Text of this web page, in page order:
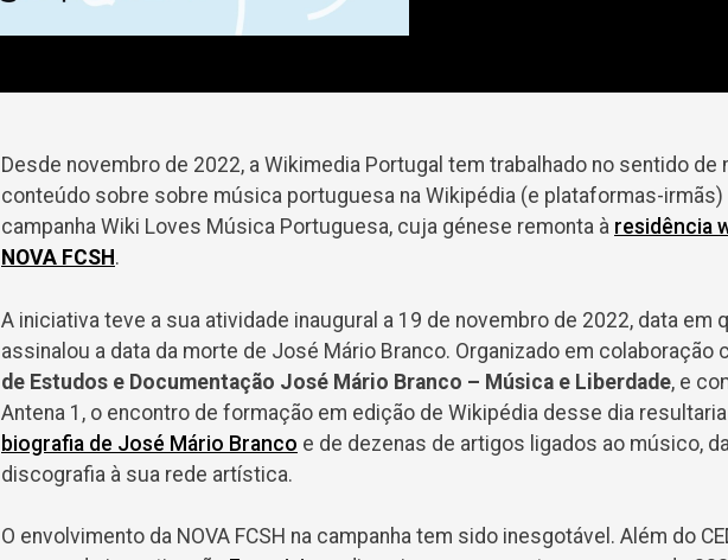
Desde novembro de 2022, a Wikimedia Portugal tem trabalhado no sentido de
conteúdo sobre sobre música portuguesa na Wikipédia (e plataformas-irmãs)
campanha Wiki Loves Música Portuguesa, cuja génese remonta à residência
NOVA FCSH .
A iniciativa teve a sua atividade inaugural a 19 de novembro de 2022, data em
assinalou a data da morte de José Mário Branco. Organizado em colaboração
de Estudos e Documentação José Mário Branco – Música e Liberdade, e
Antena 1, o encontro de formação em edição de Wikipédia desse dia
biografia de José Mário Branco e de dezenas de artigos ligados ao músico,
discografia à sua rede artística.
O envolvimento da NOVA FCSH na campanha tem sido inesgotável. Além do